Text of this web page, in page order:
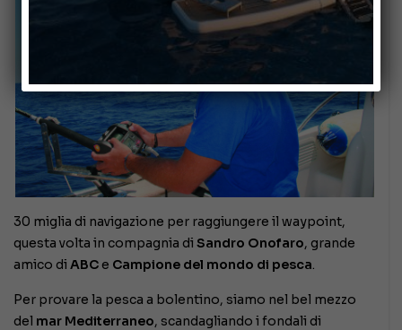
30 miglia di navigazione per raggiungere il waypoint,
questa volta in compagnia di Sandro Onofaro, grande
amico di ABC e Campione del mondo di pesca.
Per provare la pesca a bolentino, siamo nel bel mezzo
del mar Mediterraneo, scandagliando i fondali di